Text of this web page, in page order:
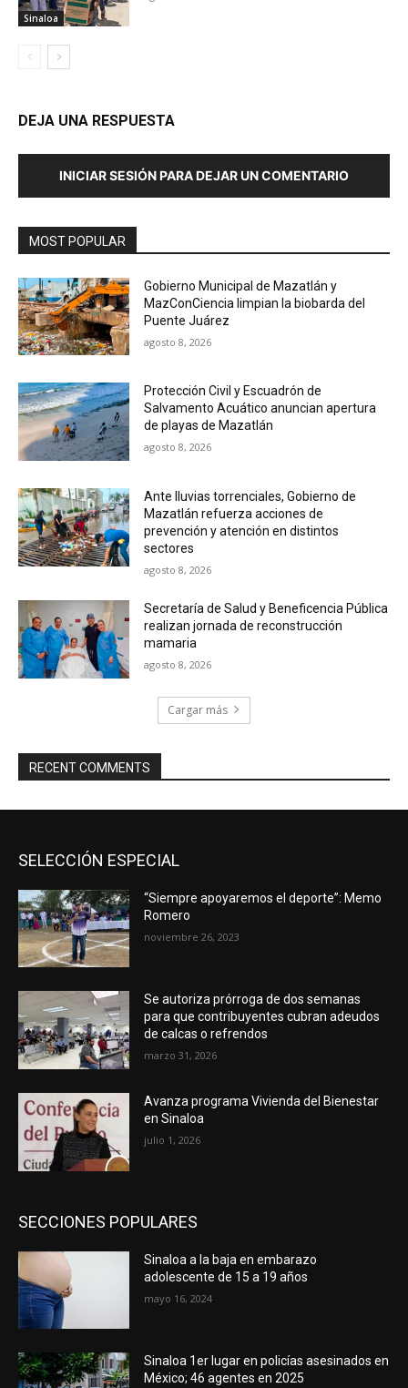
Sinaloa
DEJA UNA RESPUESTA
INICIAR SESIÓN PARA DEJAR UN COMENTARIO
MOST POPULAR
Gobierno Municipal de Mazatlán y
MazConCiencia limpian la biobarda del
Puente Juárez
agosto 8, 2026
Protección Civil y Escuadrón de
Salvamento Acuático anuncian apertura
de playas de Mazatlán
agosto 8, 2026
Ante lluvias torrenciales, Gobierno de
Mazatlán refuerza acciones de
prevención y atención en distintos
sectores
agosto 8, 2026
Secretaría de Salud y Beneficencia Pública
realizan jornada de reconstrucción
mamaria
agosto 8, 2026
Cargar más
RECENT COMMENTS
SELECCIÓN ESPECIAL
“Siempre apoyaremos el deporte”: Memo
Romero
noviembre 26, 2023
Se autoriza prórroga de dos semanas
para que contribuyentes cubran adeudos
de calcas o refrendos
marzo 31, 2026
Avanza programa Vivienda del Bienestar
en Sinaloa
julio 1, 2026
SECCIONES POPULARES
Sinaloa a la baja en embarazo
adolescente de 15 a 19 años
mayo 16, 2024
Sinaloa 1er lugar en policías asesinados en
México; 46 agentes en 2025